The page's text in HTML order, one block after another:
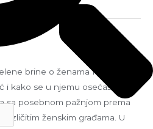
brine o ženama Ne samo o
i kako se u njemu osećaš.
sa posebnom pažnjom prema
ženskim građama. U